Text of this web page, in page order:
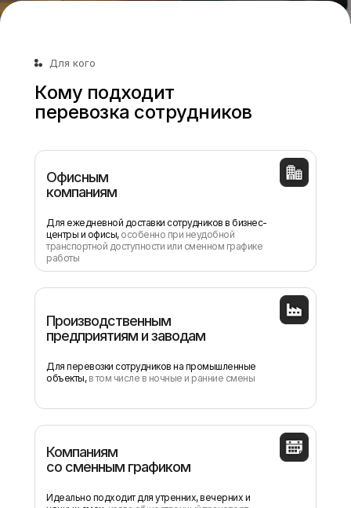
Кому подходит
перевозка сотрудников
Для кого
Офисным
компаниям
Для ежедневной доставки сотрудников в бизнес-
центры и офисы, особенно при неудобной
транспортной доступности или сменном графике
работы
Производственным
предприятиям и заводам
Для перевозки сотрудников на промышленные
объекты, в том числе в ночные и ранние смены
Компаниям
со сменным графиком
Идеально подходит для утренних, вечерних и